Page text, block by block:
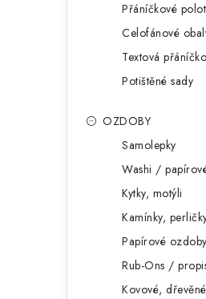
Přáníčkové
Celofánové
Textová
Potištěné sady
OZDOBY
Samolepky
Washi /
Kytky, motýli
Kamínky,
Papírové ozdoby
Rub-Ons /
Kovové,